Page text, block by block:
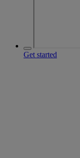
Get started